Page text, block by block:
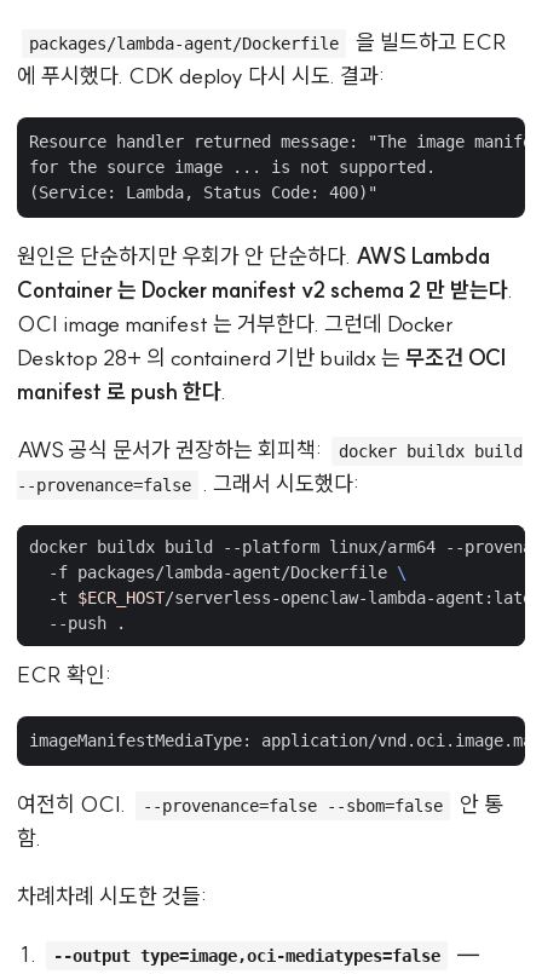
packages/lambda-agent/Dockerfile
을 빌드하고 ECR
에 푸시했다. CDK deploy 다시 시도. 결과:
Resource handler returned message: "The image
for the source image ... is not supported.
원인은 단순하지만 우회가 안 단순하다. AWS Lambda
Container 는 Docker manifest v2 schema 2 만 받는다.
OCI image manifest 는 거부한다. 그런데 Docker
Desktop 28+ 의 containerd 기반 buildx 는 무조건 OCI
manifest 로 push 한다.
AWS 공식 문서가 권장하는 회피책:
docker buildx build
--provenance=false
. 그래서 시도했다:
docker buildx build --platform linux/arm64 --
  -f packages/lambda-agent/Dockerfile
  -t
$ECR_HOST/serverless-openclaw-lambda-
ECR 확인:
여전히 OCI. --provenance=false --sbom=false
안 통
함.
차례차례 시도한 것들:
--output type=image,oci-mediatypes=false —